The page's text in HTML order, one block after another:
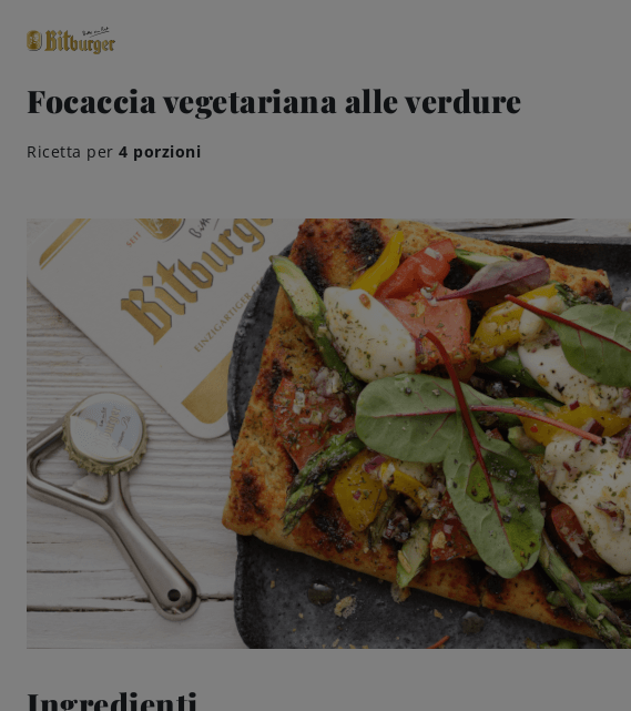
close
Classici premium
Focaccia vegetariana alle verdure
Ricetta per 4 porzioni